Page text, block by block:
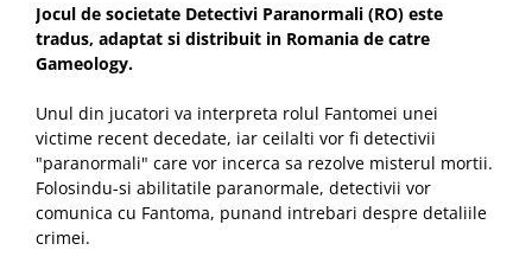
Jocul de societate Detectivi Paranormali (RO) este
tradus, adaptat si distribuit in Romania de catre
Gameology.
Unul din jucatori va interpreta rolul Fantomei unei
victime recent decedate, iar ceilalti vor fi detectivii
"paranormali" care vor incerca sa rezolve misterul mortii.
Folosindu-si abilitatile paranormale, detectivii vor
comunica cu Fantoma, punand intrebari despre detaliile
crimei.